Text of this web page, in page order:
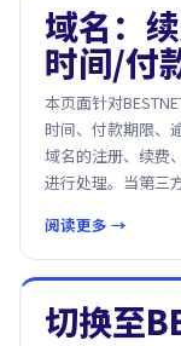
域名：
时间/付
本页面针对
时间、付款期限、
域名的注册、续费
进行处理。当第三
阅读更多 →
切换至